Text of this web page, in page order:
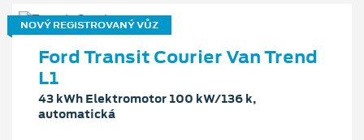
NOVÝ REGISTROVANÝ VŮZ
Ford Transit Courier Van Trend
L1
43 kWh Elektromotor 100 kW/136 k,
automatická